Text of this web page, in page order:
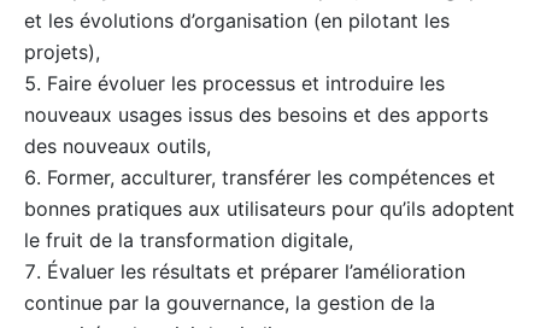
et les évolutions d’organisation (en pilotant les
projets),
Faire évoluer les processus et introduire les
nouveaux usages issus des besoins et des apports
des nouveaux outils,
Former, acculturer, transférer les compétences et
bonnes pratiques aux utilisateurs pour qu’ils adoptent
le fruit de la transformation digitale,
Évaluer les résultats et préparer l’amélioration
continue par la gouvernance, la gestion de la